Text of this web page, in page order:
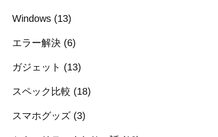
Windows (13)
エラー解決 (6)
ガジェット (13)
スペック比較 (18)
スマホグッズ (3)